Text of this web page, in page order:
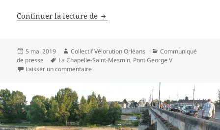
Continuer la lecture de 13ème vélorution orléanaise à
Publié
le
5 mai 2019 Auteur
Collectif Vélorution Orléans Catégories
Communiqué
de presse
Mots-
clés
La Chapelle-Saint-Mesmin, Pont George V
Laisser un commentaire